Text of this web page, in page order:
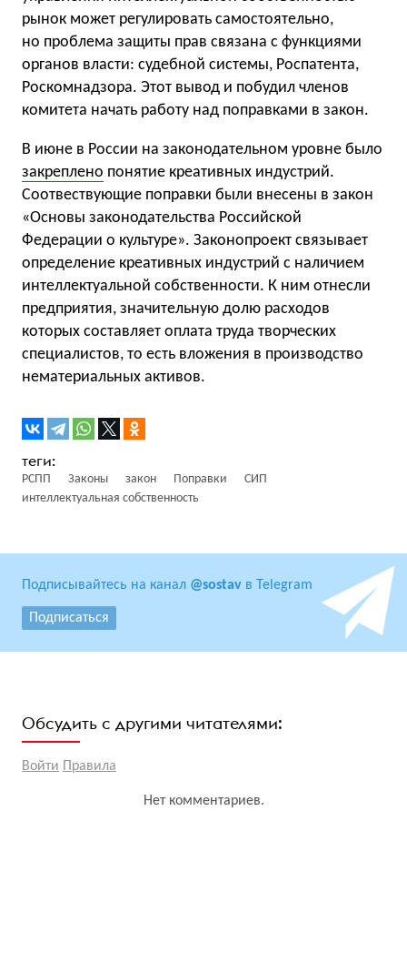
рынок может регулировать самостоятельно,
но проблема защиты прав связана с функциями
органов власти: судебной системы, Роспатента,
Роскомнадзора. Этот вывод и побудил членов
комитета начать работу над поправками в закон.
В июне в России на законодательном уровне было
закреплено понятие креативных индустрий.
Соотвествующие поправки были внесены в закон
«Основы законодательства Российской
Федерации о культуре». Законопроект связывает
определение креативных индустрий с наличием
интеллектуальной собственности. К ним отнесли
предприятия, значительную долю расходов
которых составляет оплата труда творческих
специалистов, то есть вложения в производство
нематериальных активов.
РСПП Законы закон Поправки
СИП
интеллектуальная собственность
Подписывайтесь на канал @sostav в Telegram
Подписаться
Обсудить с другими читателями:
Войти Правила
Нет комментариев.